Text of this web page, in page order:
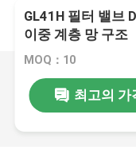
GL41H 필터 밸브
이중 계층 망 구조
MOQ：10
최고의 가